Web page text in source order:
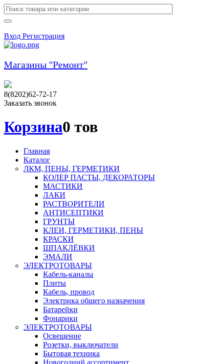
Вход Регистрация
Магазины "Ремонт"
8(8202)62-72-17
Заказать звонок
Корзина0 тов
Главная
Каталог
ЛКМ, ПЕНЫ, ГЕРМЕТИКИ
КОЛЕР ПАСТЫ, ДЕКОРАТОРЫ
МАСТИКИ
ЛАКИ
РАСТВОРИТЕЛИ
АНТИСЕПТИКИ
ГРУНТЫ
КЛЕИ, ГЕРМЕТИКИ, ПЕНЫ
КРАСКИ
ШПАКЛЁВКИ
ЭМАЛИ
ЭЛЕКТРОТОВАРЫ
Кабель-каналы
Плиты
Кабель, провод
Электрика общего назначения
Батарейки
Фонарики
ЭЛЕКТРОТОВАРЫ
Освещение
Розетки, выключатели
Бытовая техника
Новогодний ассортимент